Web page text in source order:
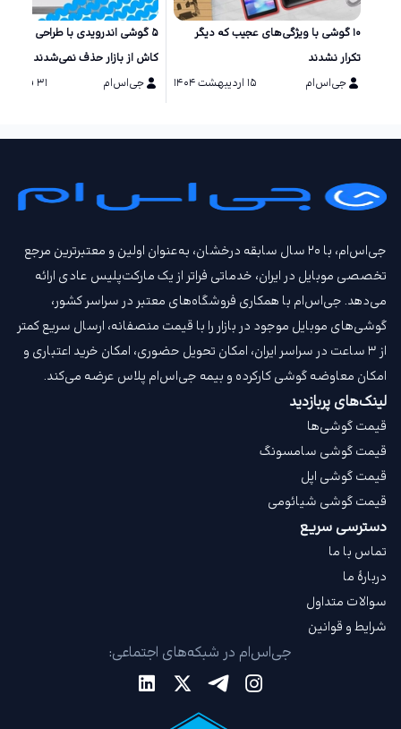
۱۰ گوشی‌ با ویژگی‌های عجیب که دیگر
تکرار نشدند
جی‌اس‌ام
۱۵ اردیبهشت ۱۴۰۴
۵ گوشی اندرویدی با طراحی خاص
کاش از بازار حذف نمی‌شدند
جی‌اس‌ام
۳۱ فروردین ۱۴۰۴
جی‌اس‌ام، با ۲۰ سال سابقه درخشان، به‌عنوان اولین و معتبرترین مرجع
تخصصی موبایل در ایران، خدماتی فراتر از یک مارکت‌پلیس عادی ارائه
می‌دهد. جی‌اس‌ام با همکاری فروشگاه‌های معتبر در سراسر کشور،
گوشی‌های موبایل موجود در بازار را با قیمت‌ منصفانه، ارسال سریع کمتر
از ۳ ساعت در سراسر ایران، امکان تحویل حضوری، امکان خرید اعتباری و
امکان معاوضه گوشی کارکرده و بیمه جی‌اس‌ام‌ پلاس عرضه می‌کند.
لینک‌های پربازدید
قیمت گوشی‌ها
قیمت گوشی سامسونگ
قیمت گوشی اپل
قیمت گوشی شیائومی
دسترسی سریع
تماس با ما
دربارهٔ ما
سوالات متداول
شرایط و قوانین
جی‌اس‌ام در شبکه‌های اجتماعی: